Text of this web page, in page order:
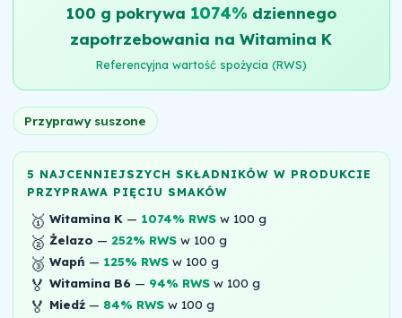
100 g pokrywa 1074%dziennego
zapotrzebowania na Witamina K
Referencyjna wartość spożycia (RWS)
Przyprawy suszone
5 NAJCENNIEJSZYCH SKŁADNIKÓW W PRODUKCIE
PRZYPRAWA PIĘCIU SMAKÓW
🥇 Witamina K — 1074% RWSw 100 g
🥈 Żelazo — 252% RWSw 100 g
🥉 Wapń — 125% RWSw 100 g
🏅 Witamina B6— 94% RWSw 100 g
🏅 Miedź— 84% RWSw 100 g